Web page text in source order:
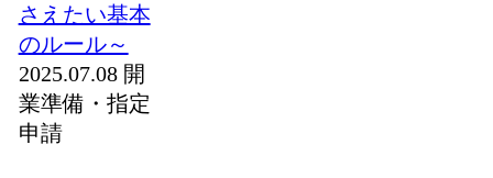
さえたい基本
のルール～
2025.07.08 開
業準備・指定
申請